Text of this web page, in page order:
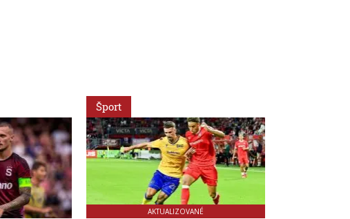
Šport
AKTUALIZOVANÉ